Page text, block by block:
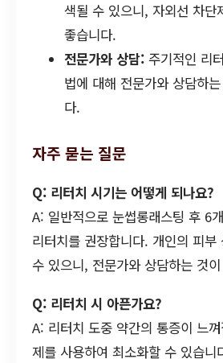
색될 수 있으니, 자외선 차단
좋습니다.
전문가와 상담: 주기적인 리
법에 대해 전문가와 상담하
다.
자주 묻는 질문
Q: 리터치 시기는 어떻게 되나요?
A: 일반적으로 눈썹롱래스팅 후 6
리터치를 권장합니다. 개인의 피부
수 있으니, 전문가와 상담하는 것
Q: 리터치 시 아픈가요?
A: 리터치 도중 약간의 통증이 느
제를 사용하여 최소화할 수 있습니